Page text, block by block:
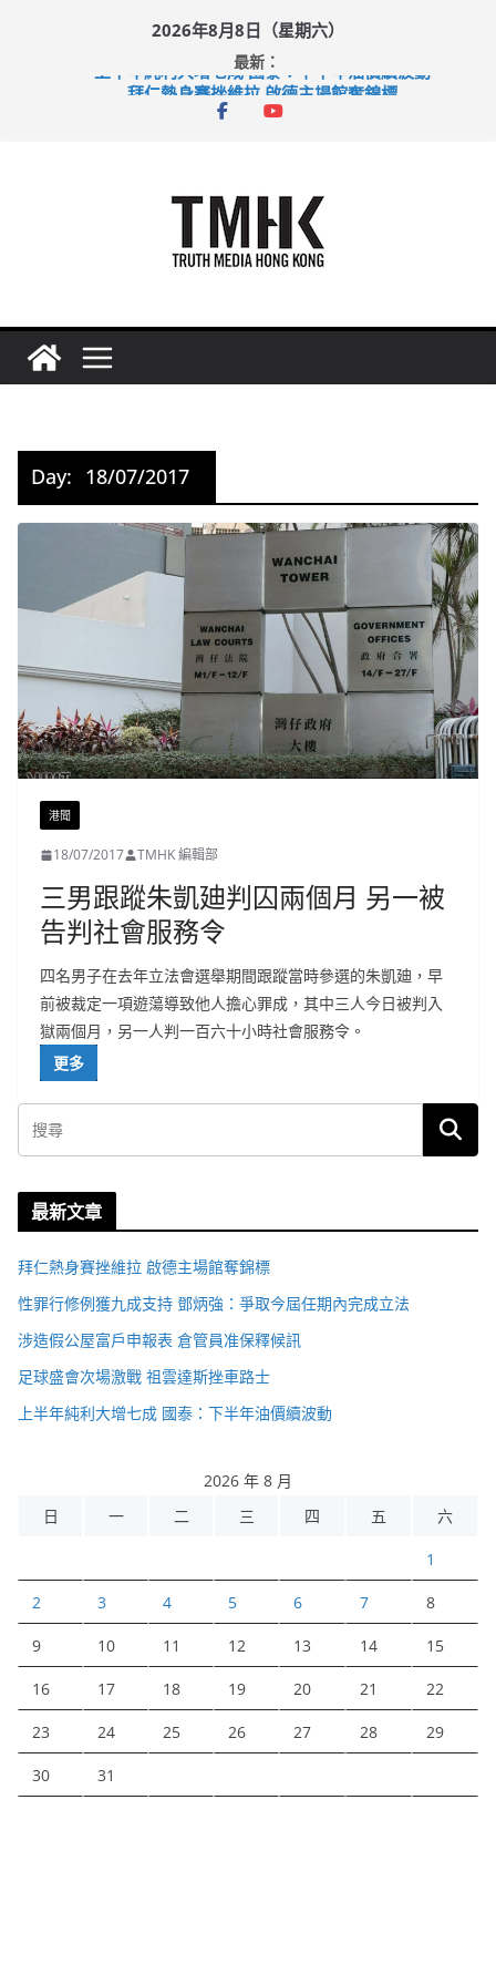
2026年8月8日（星期六）
最新：
上半年純利大增七成 國泰：下半年油價續波動
拜仁熱身賽挫維拉 啟德主場館奪錦標
性罪行修例獲九成支持 鄧炳強：爭取今屆任期內完成立法
Day: 18/07/2017
港聞
18/07/2017 TMHK 編輯部
三男跟蹤朱凱廸判囚兩個月 另一被
告判社會服務令
四名男子在去年立法會選舉期間跟蹤當時參選的朱凱廸，早
前被裁定一項遊蕩導致他人擔心罪成，其中三人今日被判入
獄兩個月，另一人判一百六十小時社會服務令。
更多
最新文章
拜仁熱身賽挫維拉 啟德主場館奪錦標
性罪行修例獲九成支持 鄧炳強：爭取今屆任期內完成立法
涉造假公屋富戶申報表 倉管員准保釋候訊
足球盛會次場激戰 祖雲達斯挫車路士
上半年純利大增七成 國泰：下半年油價續波動
2026 年 8 月
日
一 二 三 四 五 六
1
2 3 4 5 6 7 8
9 10 11 12 13 14 15
16 17 18 19 20 21 22
23 24 25 26 27 28 29
30 31